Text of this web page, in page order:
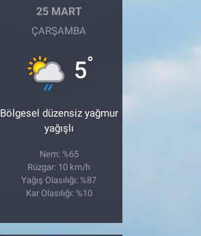
25 MART
ÇARŞAMBA
5°
Bölgesel düzensiz yağmur
yağışlı
Nem: %65
Rüzgar: 10 km/h
Yağış Olasılığı: %87
Kar Olasılığı: %10